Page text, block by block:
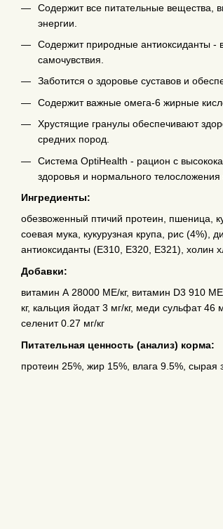
Содержит все питательные вещества,
энергии.
Содержит природные антиоксиданты
самочувствия.
Заботится о здоровье суставов и
Содержит важные омега-6 жирные
Хрустящие гранулы обеспечивают
средних пород.
Система OptiHealth - рацион с
здоровья и нормального телосложения
Ингредиенты:
обезвоженный птичий протеин, пшеница,
соевая мука, кукурузная крупа, рис (4%),
антиоксиданты (Е310, Е320, Е321), холин
Добавки:
витамин А 28000 МЕ/кг, витамин D3 910
кг, кальция йодат 3 мг/кг, меди сульфат 46
селенит 0.27 мг/кг
Питательная ценность (анализ) корма:
протеин 25%, жир 15%, влага 9.5%, сырая